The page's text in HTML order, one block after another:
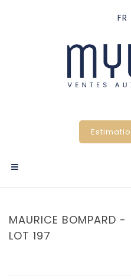
MAURICE BOMPARD -
LOT 197